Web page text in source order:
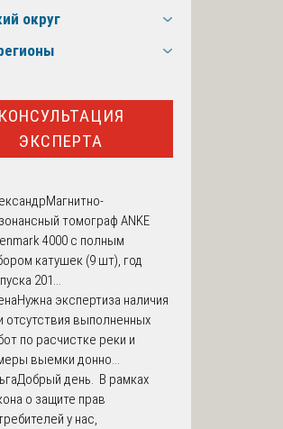
округ
КОНСУЛЬТАЦИЯ
ЭКСПЕРТА
Магнитно-
томограф ANKE
4000 с полным
катушек (9 шт), год
201...
Нужна экспертиза наличия
отсутствия выполненных
по расчистке реки и
выемки донно...
Добрый день. В рамках
о защите прав
у нас,